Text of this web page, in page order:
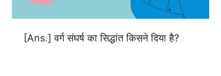
[Ans.] वर्ग संघर्ष का सिद्धांत किसने दिया है?